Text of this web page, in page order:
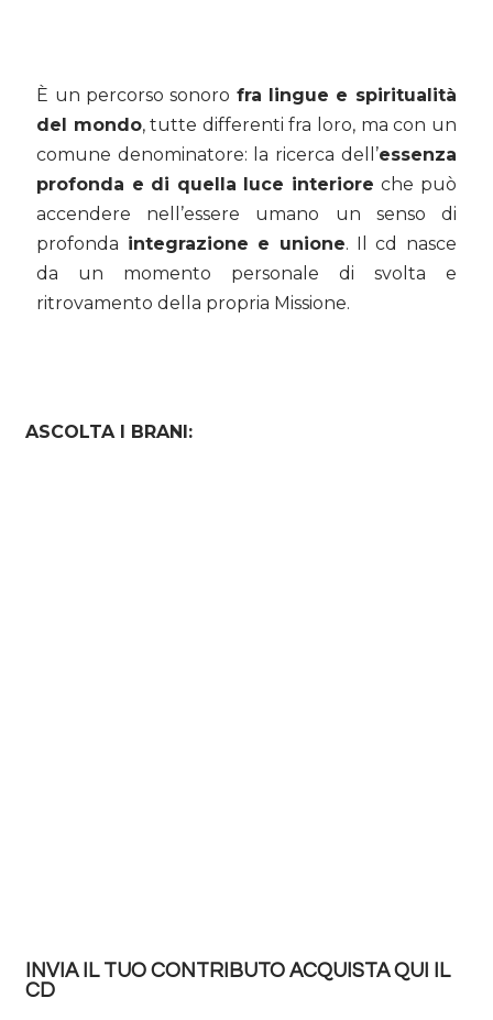
È un percorso sonoro fra lingue e spiritualità
del mondo, tutte differenti fra loro, ma con un
comune denominatore: la ricerca dell’essenza
profonda e di quella luce interioreche può
accendere nell’essere umano un senso di
profonda integrazione e unione. Il cd nasce
da un momento personale di svolta e
ritrovamento della propria Missione.
ASCOLTA I BRANI:
INVIA IL TUO CONTRIBUTO ACQUISTA QUI IL
CD